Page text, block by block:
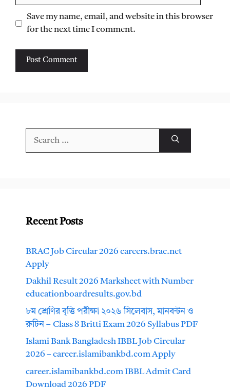
Save my name, email, and website in this browser
for the next time I comment.
Recent Posts
BRAC Job Circular 2026 careers.brac.net
Apply
Dakhil Result 2026 Marksheet with Number
educationboardresults.gov.bd
৮ম শ্রেণির বৃত্তি পরীক্ষা ২০২৬ সিলেবাস, মানবন্টন ও
রুটিন – Class 8 Britti Exam 2026 Syllabus PDF
Islami Bank Bangladesh IBBL Job Circular
2026 – career.islamibankbd.com Apply
career.islamibankbd.com IBBL Admit Card
Download 2026 PDF